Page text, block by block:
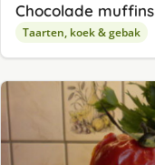
Chocolade muffins
Taarten, koek & gebak